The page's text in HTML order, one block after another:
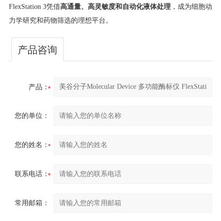
FlexStation 3凭借​​高通量、高灵敏度和自动化液体处理​​，成为细胞动
力学研究和药物筛选的理想平台。
产品咨询
产品：
您的单位：
您的姓名：
联系电话：
常用邮箱：